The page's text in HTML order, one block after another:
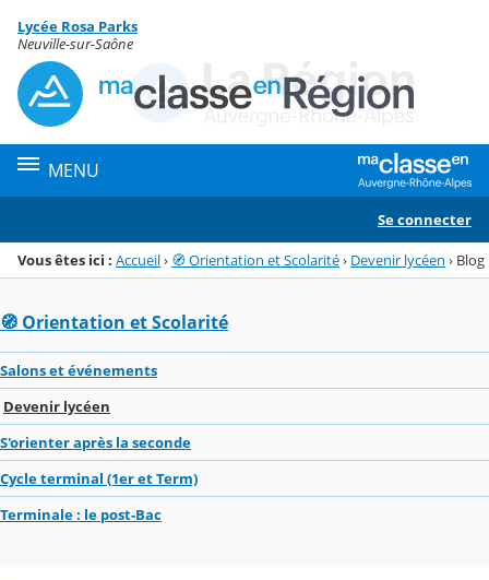
Menu de la rubrique
Contenu
Lycée Rosa Parks
Neuville-sur-Saône
MENU
Se connecter
Vous êtes ici : Accueil› 🧭 Orientation et Scolarité› Devenir lycéen › Blog
🧭 Orientation et Scolarité
Salons et événements
Devenir lycéen
S'orienter après la seconde
Cycle terminal (1er et Term)
Terminale : le post-Bac